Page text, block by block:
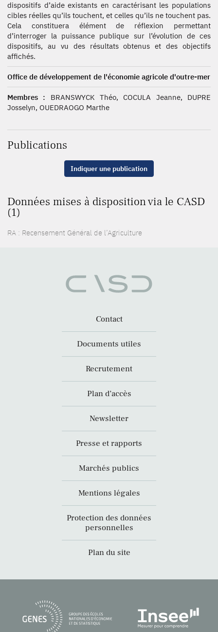
dispositifs d’aide existants en caractérisant les populations
cibles réelles qu’ils touchent, et celles qu’ils ne touchent pas.
Cela constituera élément de réflexion permettant
d’interroger la puissance publique sur l’évolution de ces
dispositifs, au vu des résultats obtenus et des objectifs
affichés.
Office de développement de l'économie agricole d'outre-mer
Membres : BRANSWYCK Théo, COCULA Jeanne, DUPRE
Josselyn, OUEDRAOGO Marthe
Publications
Indiquer une publication
Données mises à disposition via le CASD
(1)
RA : Recensement Général de l’Agriculture
Contact
Documents utiles
Recrutement
Plan d’accès
Newsletter
Presse et rapports
Marchés publics
Mentions légales
Protection des données
personnelles
Plan du site